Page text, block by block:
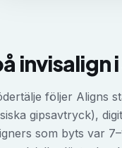
invisaligni
följer Aligns
gipsavtryck),
som byts var